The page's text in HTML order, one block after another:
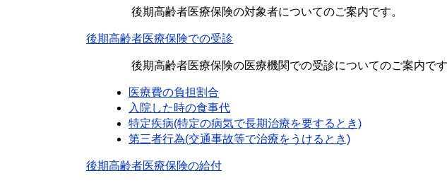
後期高齢者医療保険の対象者についてのご案内です。
後期高齢者医療保険での受診
後期高齢者医療保険の医療機関での受診についてのご案内です
医療費の負担割合
入院した時の食事代
特定疾病(特定の病気で長期治療を要するとき)
第三者行為(交通事故等で治療をうけるとき)
後期高齢者医療保険の給付